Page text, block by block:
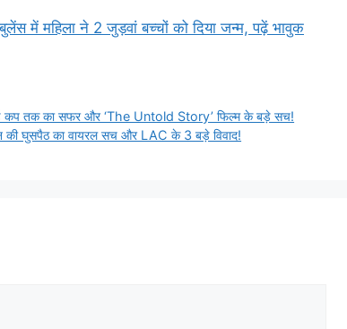
महिला ने 2 जुड़वां बच्चों को दिया जन्म, पढ़ें भावुक
कप तक का सफर और ‘The Untold Story’ फिल्म के बड़े सच!
घुसपैठ का वायरल सच और LAC के 3 बड़े विवाद!